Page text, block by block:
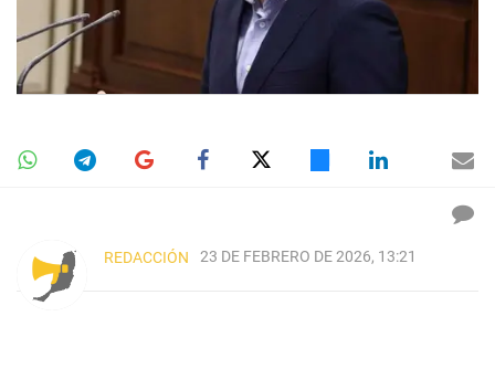
REDACCIÓN 23 DE FEBRERO DE 2026, 13:21